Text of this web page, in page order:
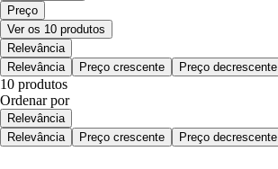
Preço
Ver os 10 produtos
Relevância
Relevância
Preço crescente Preço decrescente
10 produtos
Ordenar por
Relevância
Relevância
Preço crescente Preço decrescente